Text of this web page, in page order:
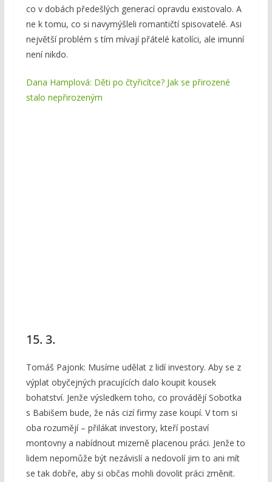
co v dobách předešlých generací opravdu existovalo. A
ne k tomu, co si navymýšleli romantičtí spisovatelé. Asi
největší problém s tím mívají přátelé katolíci, ale imunní
není nikdo.
Dana Hamplová: Děti po čtyřicítce? Jak se přirozené
stalo nepřirozeným
15. 3.
Tomáš Pajonk: Musíme udělat z lidí investory. Aby se z
výplat obyčejných pracujících dalo koupit kousek
bohatství. Jenže výsledkem toho, co provádějí Sobotka
s Babišem bude, že nás cizí firmy zase koupí. V tom si
oba rozumějí – přilákat investory, kteří postaví
montovny a nabídnout mizerně placenou práci. Jenže to
lidem nepomůže být nezávislí a nedovolí jim to ani mít
se tak dobře, aby si občas mohli dovolit práci změnit.